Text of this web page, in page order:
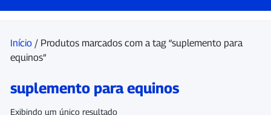
Início / Produtos marcados com a tag “suplemento para
equinos”
suplemento para equinos
Exibindo um único resultado